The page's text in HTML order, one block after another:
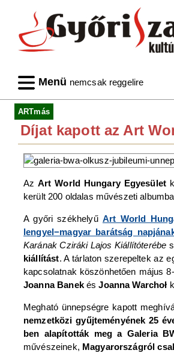
Menü nemcsak reggelire
ARTmás
Díjat kapott az Art
AzArt World Hungary Egyesület
került 200 oldalas művészeti
A győri székhelyű Art World
lengyel−magyar barátság
Karának Cziráki Lajos Kiállítóterébe
kiállítást. A tárlaton szerepeltek az
kapcsolatnak köszönhetően május
Joanna Banek ésJoanna Warchoł
Megható ünnepségre kapott
nemzetközi gyűjteményének 25
ben alapították meg a Galeria
művészeinek, Magyarországról